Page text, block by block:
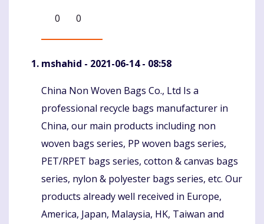
0
0
mshahid - 2021-06-14 - 08:58
Komentaras
China Non Woven Bags Co., Ltd Is a
professional recycle bags manufacturer in
China, our main products including non
woven bags series, PP woven bags series,
PET/RPET bags series, cotton & canvas bags
series, nylon & polyester bags series, etc. Our
products already well received in Europe,
America, Japan, Malaysia, HK, Taiwan and